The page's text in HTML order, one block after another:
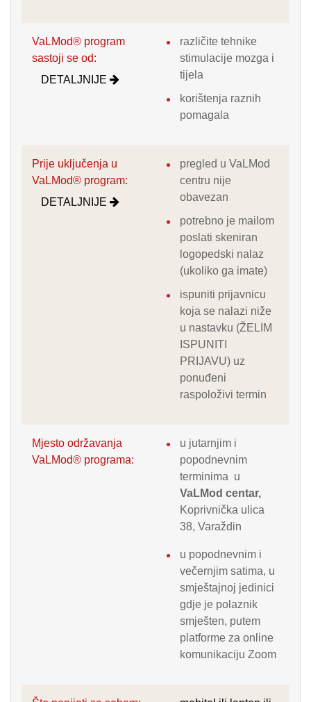
VaLMod® program
sastoji se od:
DETALJNIJE
različite tehnike
stimulacije mozga i
tijela
korištenja raznih
pomagala
Prije uključenja u
VaLMod® program:
DETALJNIJE
pregled u VaLMod
centru nije
obavezan
potrebno je mailom
poslati skeniran
logopedski nalaz
(ukoliko ga imate)
ispuniti prijavnicu
koja se nalazi niže
u nastavku (ŽELIM
ISPUNITI
PRIJAVU) uz
ponuđeni
raspoloživi termin
Mjesto održavanja
VaLMod® programa:
u jutarnjim i
popodnevnim
terminima u
VaLMod centar,
Koprivnička ulica
38, Varaždin
u popodnevnim i
večernjim satima, u
smještajnoj jedinici
gdje je polaznik
smješten, putem
platforme za online
komunikaciju Zoom